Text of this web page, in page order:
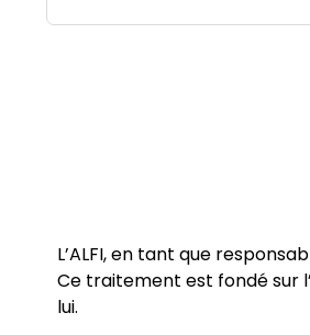
L’ALFI, en tant que
Ce traitement est fondé sur
lui.